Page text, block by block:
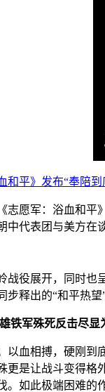
和平》发布“奉陪到
军：浴血和平》
中代表团与美方在
展开，同时也呈
步释出的“和平热
铁军殊死反击尽
相搏，硬刚到底
更是让战斗变得格
。如此极端困难的